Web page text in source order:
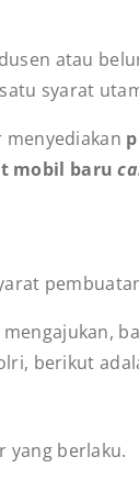
atau
syarat
mobil baru
berikut
yang berlaku.